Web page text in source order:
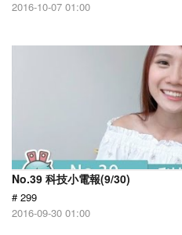
2016-10-07 01:00
No.39 科技小電報(9/30)
# 299
2016-09-30 01:00